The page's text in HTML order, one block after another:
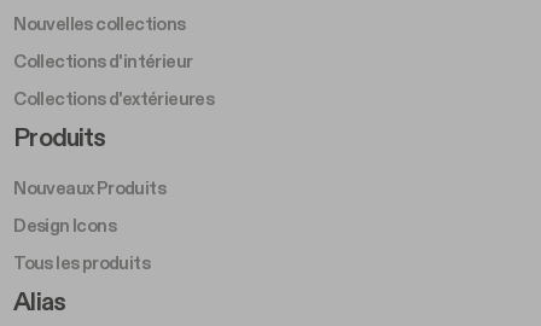
Nouvelles collections
Collections d'intérieur
Collections d'extérieures
Footer Right Middle A
Produits
Nouveaux Produits
Design Icons
Tous les produits
Footer Right A
Alias